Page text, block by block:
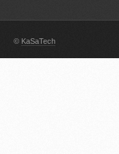
© KaSaTech